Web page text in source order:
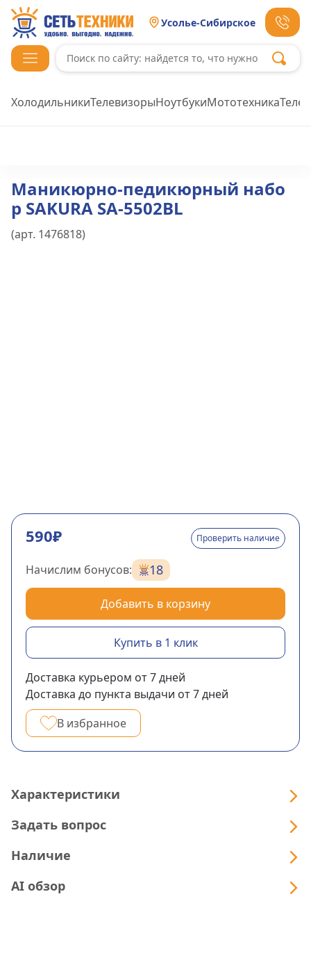
Усолье-Сибирское
ХолодильникиТелевизорыНоутбукиМототехника
Маникюрно-педикюрный набо
р SAKURA SA-5502BL
(арт. 1476818)
590₽ Проверить наличие
Начислим бонусов: 18
Добавить в корзину
Купить в 1 клик
Доставка курьером от 7дней
Доставка до пункта выдачи от 7дней
В избранное
Характеристики
Задать вопрос
Наличие
AI обзор